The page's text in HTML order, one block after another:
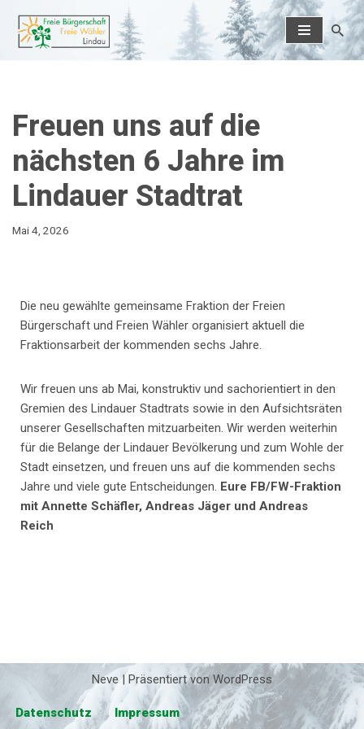
Zum
Freuen uns auf die
nächsten 6 Jahre im
Lindauer Stadtrat
Mai 4, 2026
Die neu gewählte gemeinsame Fraktion der Freien
Bürgerschaft und Freien Wähler organisiert aktuell die
Fraktionsarbeit der kommenden sechs Jahre.
Wir freuen uns ab Mai, konstruktiv und sachorientiert in den
Gremien des Lindauer Stadtrats sowie in den Aufsichtsräten
unserer Gesellschaften mitzuarbeiten. Wir werden weiterhin
für die Belange der Lindauer Bevölkerung und zum Wohle der
Stadt einsetzen, und freuen uns auf die kommenden sechs
Jahre und viele gute Entscheidungen. Eure FB/FW-Fraktion
mit Annette Schäfler, Andreas Jäger und Andreas
Reich
Neve | Präsentiert vonWordPress
Datenschutz Impressum